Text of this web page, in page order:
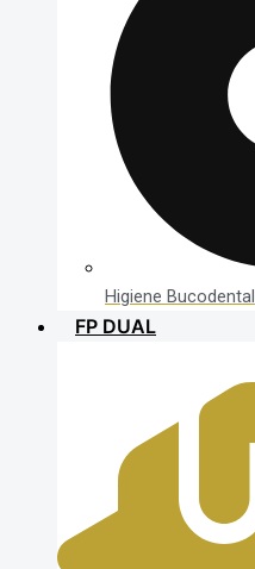
Higiene Bucodental
FP DUAL